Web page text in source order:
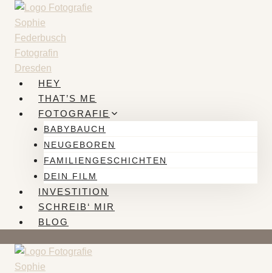
Zum
Inhalt
springen
HEY
THAT’S ME
FOTOGRAFIE
BABYBAUCH
NEUGEBOREN
FAMILIENGESCHICHTEN
DEIN FILM
INVESTITION
SCHREIB‘ MIR
BLOG